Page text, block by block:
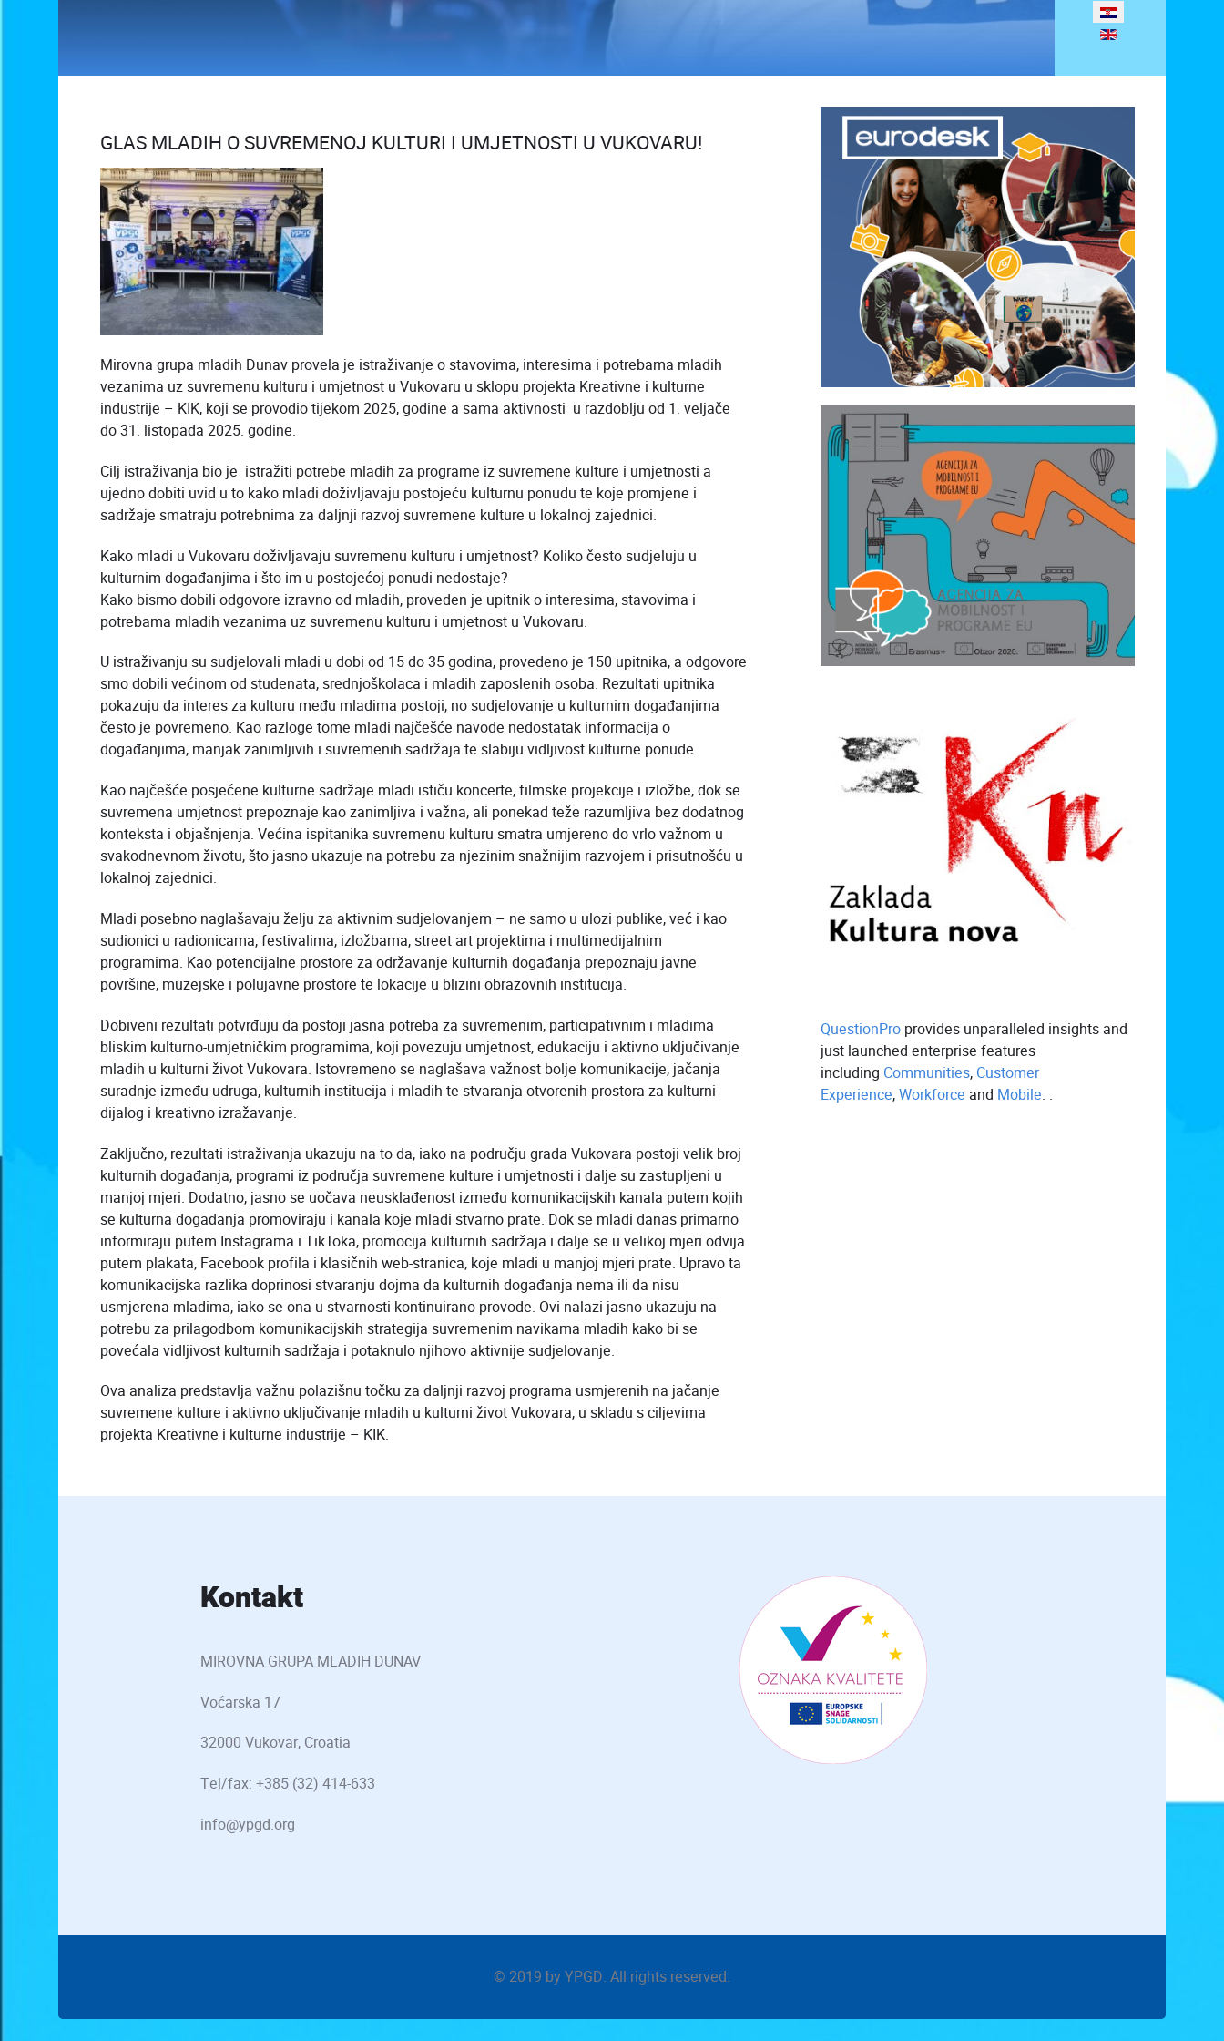
Odaberite svoj jezik
GLAS MLADIH O SUVREMENOJ KULTURI I UMJETNOSTI U VUKOVARU!
Mirovna grupa mladih Dunav provela je istraživanje o stavovima, interesima i potrebama mladih
vezanima uz suvremenu kulturu i umjetnost u Vukovaru u sklopu projekta Kreativne i kulturne
industrije – KIK, koji se provodio tijekom 2025, godine a sama aktivnosti u razdoblju od 1. veljače
do 31. listopada 2025. godine.
Cilj istraživanja bio je istražiti potrebe mladih za programe iz suvremene kulture i umjetnosti a
ujedno dobiti uvid u to kako mladi doživljavaju postojeću kulturnu ponudu te koje promjene i
sadržaje smatraju potrebnima za daljnji razvoj suvremene kulture u lokalnoj zajednici.
Kako mladi u Vukovaru doživljavaju suvremenu kulturu i umjetnost? Koliko često sudjeluju u
kulturnim događanjima i što im u postojećoj ponudi nedostaje?
Kako bismo dobili odgovore izravno od mladih, proveden je upitnik o interesima, stavovima i
potrebama mladih vezanima uz suvremenu kulturu i umjetnost u Vukovaru.
U istraživanju su sudjelovali mladi u dobi od 15 do 35 godina, provedeno je 150 upitnika, a odgovore
smo dobili većinom od studenata, srednjoškolaca i mladih zaposlenih osoba. Rezultati upitnika
pokazuju da interes za kulturu među mladima postoji, no sudjelovanje u kulturnim događanjima
često je povremeno. Kao razloge tome mladi najčešće navode nedostatak informacija o
događanjima, manjak zanimljivih i suvremenih sadržaja te slabiju vidljivost kulturne ponude.
Kao najčešće posjećene kulturne sadržaje mladi ističu koncerte, filmske projekcije i izložbe, dok se
suvremena umjetnost prepoznaje kao zanimljiva i važna, ali ponekad teže razumljiva bez dodatnog
konteksta i objašnjenja. Većina ispitanika suvremenu kulturu smatra umjereno do vrlo važnom u
svakodnevnom životu, što jasno ukazuje na potrebu za njezinim snažnijim razvojem i prisutnošću u
lokalnoj zajednici.
Mladi posebno naglašavaju želju za aktivnim sudjelovanjem – ne samo u ulozi publike, već i kao
sudionici u radionicama, festivalima, izložbama, street art projektima i multimedijalnim
programima. Kao potencijalne prostore za održavanje kulturnih događanja prepoznaju javne
površine, muzejske i polujavne prostore te lokacije u blizini obrazovnih institucija.
Dobiveni rezultati potvrđuju da postoji jasna potreba za suvremenim, participativnim i mladima
bliskim kulturno-umjetničkim programima, koji povezuju umjetnost, edukaciju i aktivno uključivanje
mladih u kulturni život Vukovara. Istovremeno se naglašava važnost bolje komunikacije, jačanja
suradnje između udruga, kulturnih institucija i mladih te stvaranja otvorenih prostora za kulturni
dijalog i kreativno izražavanje.
Zaključno, rezultati istraživanja ukazuju na to da, iako na području grada Vukovara postoji velik broj
kulturnih događanja, programi iz područja suvremene kulture i umjetnosti i dalje su zastupljeni u
manjoj mjeri. Dodatno, jasno se uočava neusklađenost između komunikacijskih kanala putem kojih
se kulturna događanja promoviraju i kanala koje mladi stvarno prate. Dok se mladi danas primarno
informiraju putem Instagrama i TikToka, promocija kulturnih sadržaja i dalje se u velikoj mjeri odvija
putem plakata, Facebook profila i klasičnih web-stranica, koje mladi u manjoj mjeri prate. Upravo ta
komunikacijska razlika doprinosi stvaranju dojma da kulturnih događanja nema ili da nisu
usmjerena mladima, iako se ona u stvarnosti kontinuirano provode. Ovi nalazi jasno ukazuju na
potrebu za prilagodbom komunikacijskih strategija suvremenim navikama mladih kako bi se
povećala vidljivost kulturnih sadržaja i potaknulo njihovo aktivnije sudjelovanje.
Ova analiza predstavlja važnu polazišnu točku za daljnji razvoj programa usmjerenih na jačanje
suvremene kulture i aktivno uključivanje mladih u kulturni život Vukovara, u skladu s ciljevima
projekta Kreativne i kulturne industrije – KIK.
QuestionProprovides unparalleled insights and
just launched enterprise features
including Communities, Customer
Experience,Workforce and Mobile. .
Kontakt
MIROVNA GRUPA MLADIH DUNAV
Voćarska 17
32000 Vukovar, Croatia
Tel/fax: +385 (32) 414-633
info@ypgd.org
© 2019 by YPGD. All rights reserved.